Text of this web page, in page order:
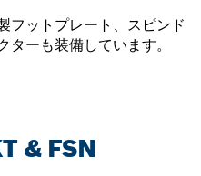
フットプレート、スピンド
ーも装備しています。
& FSN